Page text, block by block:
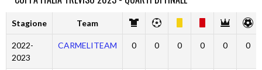
Stagione Team
2022-
2023
CARMELITEAM 0 0 0 0 0 0